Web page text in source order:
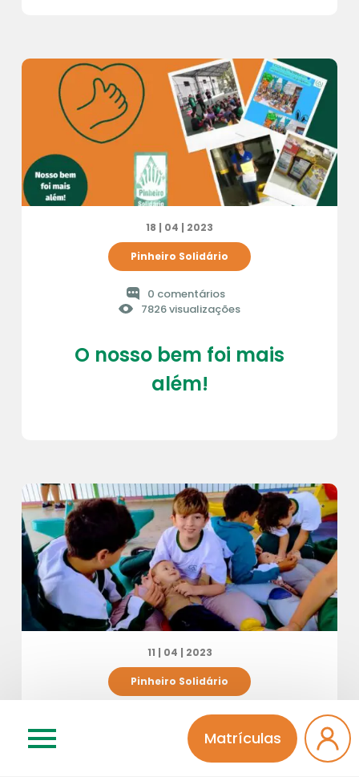
Matrículas
18 | 04 | 2023
Pinheiro Solidário
0 comentários
7826 visualizações
O nosso bem foi mais
além!
11 | 04 | 2023
Pinheiro Solidário
0 comentários
5809 visualizações